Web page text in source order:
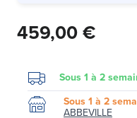
459,00 €
Sous 1 à 2
Sous 1 à 2
ABBEVILLE